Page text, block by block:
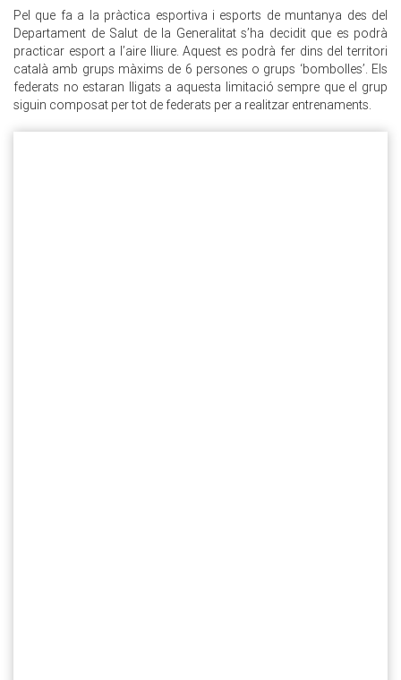
Pel que fa a la pràctica esportiva i esports de muntanya des del
Departament de Salut de la Generalitat s’ha decidit que es podrà
practicar esport a l’aire lliure. Aquest es podrà fer dins del territori
català amb grups màxims de 6 persones o grups ‘bombolles’. Els
federats no estaran lligats a aquesta limitació sempre que el grup
siguin composat per tot de federats per a realitzar entrenaments.